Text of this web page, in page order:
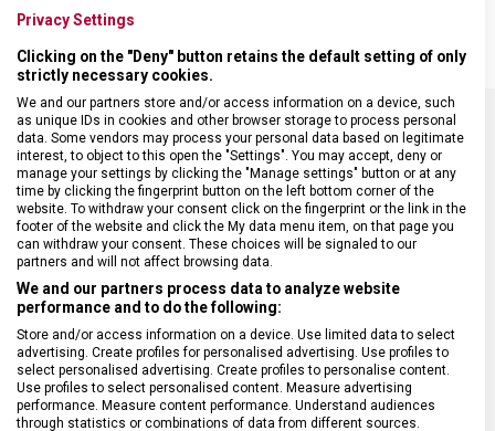
SPECIFIKACE PRODUKTU
DRUH ZBOŽÍ Kuchyňské vybavení
ZÁRUKA 24 měsíců
HMOTNOST 38 g
Privacy Settings
Clicking on the "Deny" button retains the default setting of only
strictly necessary cookies.
We and our partners store and/or access information on a device, such
as unique IDs in cookies and other browser storage to process personal
data. Some vendors may process your personal data based on legitimate
interest, to object to this open the "Settings". You may accept, deny or
manage your settings by clicking the "Manage settings" button or at any
time by clicking the fingerprint button on the left bottom corner of the
website. To withdraw your consent click on the fingerprint or the link in the
footer of the website and click the My data menu item, on that page you
can withdraw your consent. These choices will be signaled to our
partners and will not affect browsing data.
We and our partners process data to analyze website
performance and to do the following:
Store and/or access information on a device. Use limited data to select
advertising. Create profiles for personalised advertising. Use profiles to
select personalised advertising. Create profiles to personalise content.
Use profiles to select personalised content. Measure advertising
performance. Measure content performance. Understand audiences
through statistics or combinations of data from different sources.